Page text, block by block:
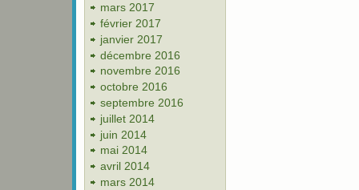
mars 2017
février 2017
janvier 2017
décembre 2016
novembre 2016
octobre 2016
septembre 2016
juillet 2014
juin 2014
mai 2014
avril 2014
mars 2014